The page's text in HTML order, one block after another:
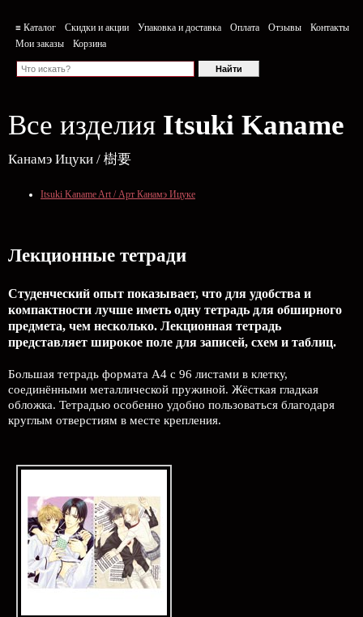
≡ Каталог Скидки и акции Упаковка и доставка Оплата Отзывы
Контакты
Мои заказы
Корзина
Все изделия Itsuki Kaname
Канамэ Ицуки / 樹要
Itsuki Kaname Art / Арт Канамэ Ицуке
Лекционные тетради
Студенческий опыт показывает, что для удобства и
компактности лучше иметь одну тетрадь для обширного
предмета, чем несколько. Лекционная тетрадь
представляет широкое поле для записей, схем и таблиц.
Большая тетрадь формата А4 с 96 листами в клетку,
соединёнными металлической пружиной. Жёсткая гладкая
обложка. Тетрадью особенно удобно пользоваться благодаря
круглым отверстиям в месте крепления.